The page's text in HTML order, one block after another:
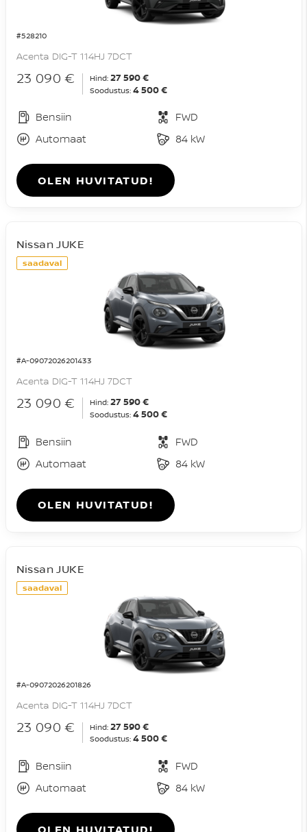
#528210
Acenta DIG-T 114HJ 7DCT
23 090 € Hind: 27 590 €
Soodustus: 4 500 €
Bensiin
FWD
Automaat
84 kW
OLEN HUVITATUD!
saadaval
#A-09072026201433
Nissan JUKE
Acenta DIG-T 114HJ 7DCT
23 090 € Hind: 27 590 €
Soodustus: 4 500 €
Bensiin
FWD
Automaat
84 kW
OLEN HUVITATUD!
saadaval
#A-09072026201826
Nissan JUKE
Acenta DIG-T 114HJ 7DCT
23 090 € Hind: 27 590 €
Soodustus: 4 500 €
Bensiin
FWD
Automaat
84 kW
OLEN HUVITATUD!